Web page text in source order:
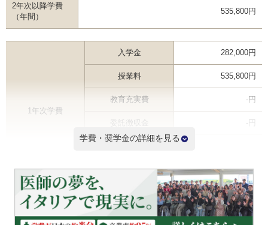
2年次以降学費
（年間）
535,800円
1年次学費
入学金 282,000円
授業料 535,800円
教育充実費 -円
委託徴収金 -円
合計 817,800円
2年次以降学費（年間） ※ 535,800円
6年間学費総額 3,496,800円
学費・奨学金の詳細を見る